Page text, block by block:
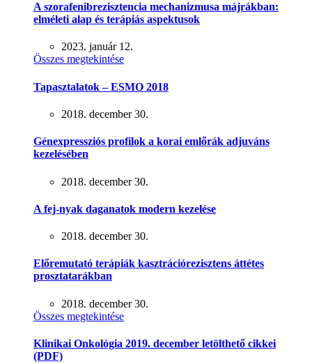
A szorafenibrezisztencia mechanizmusa májrákban:
elméleti alap és terápiás aspektusok
2023. január 12.
Összes megtekintése
Tapasztalatok – ESMO 2018
2018. december 30.
Génexpressziós profilok a korai emlőrák adjuváns
kezelésében
2018. december 30.
A fej-nyak daganatok modern kezelése
2018. december 30.
Előremutató terápiák kasztrációrezisztens áttétes
prosztatarákban
2018. december 30.
Összes megtekintése
Klinikai Onkológia 2019. december letölthető cikkei
(PDF)